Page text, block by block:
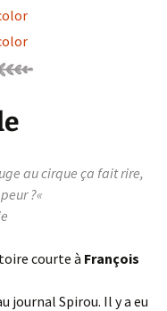
au cirque ça fait rire,
?«
courte à François
journal Spirou. Il y a eu